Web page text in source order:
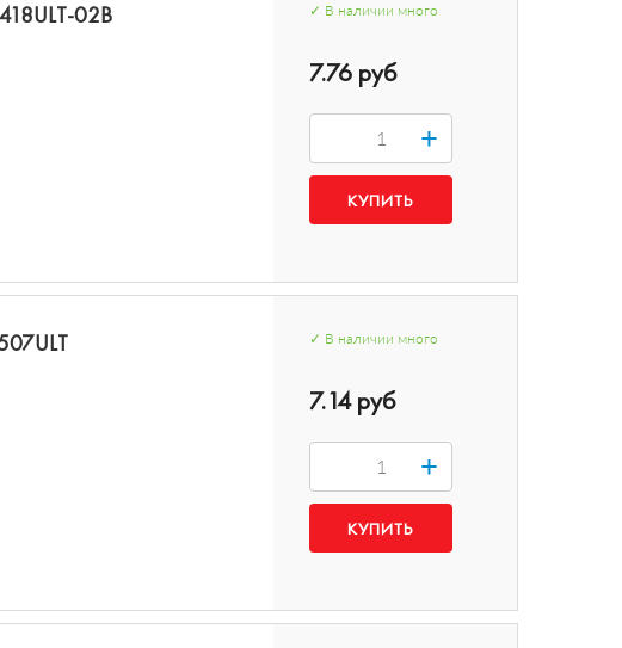
02B ✓ В наличии много
7.76 руб
+
✓ В наличии много
7.14 руб
+